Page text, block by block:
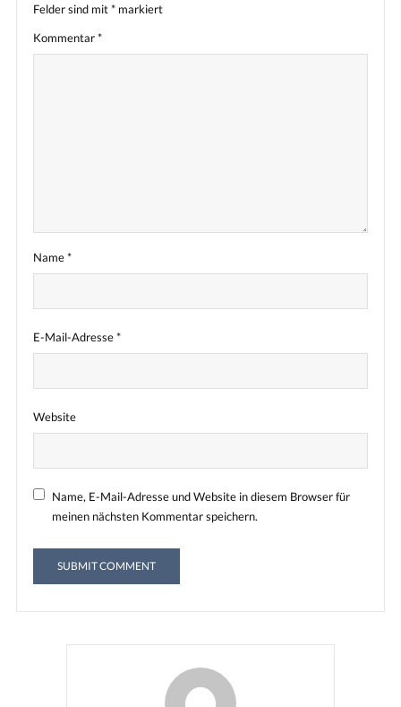
Felder sind mit* markiert
Kommentar*
Name*
E-Mail-Adresse*
Website
Name, E-Mail-Adresse und Website in diesem Browser für
meinen nächsten Kommentar speichern.